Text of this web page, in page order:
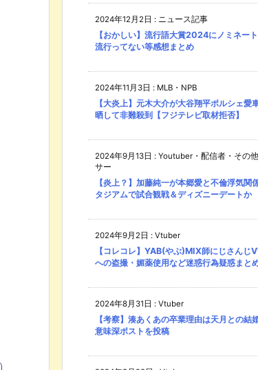
2024年12月2日 : ニュース記事
【おかしい】流行語大賞2024にノミネー
流行ってない等感想まとめ
2024年11月3日 : MLB・NPB
【大炎上】元木大介が大谷翔平ポルシェ愛
晒して非難殺到【フジテレビ取材拒否】
2024年9月13日 : Youtuber・配信者・その
サー
【炎上？】加藤純一が本郷愛と不倫浮気関
タジアムで試合観戦＆ディズニーデートか
2024年9月2日 : Vtuber
【コレコレ】YAB(やぶ)MIX師にじさんじ
への盗撮・媚薬使用など迷惑行為疑惑まと
2024年8月31日 : Vtuber
【考察】湊あくあの卒業理由は天月との結
意味深ポストを投稿